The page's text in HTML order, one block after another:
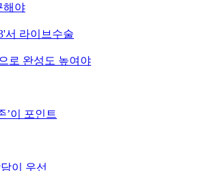
해야
서 라이브수술
로 완성도 높여야
’이 포인트
이 우선